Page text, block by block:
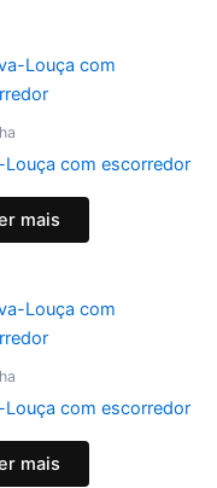
Louça com escorredor
mais
Louça com escorredor
mais